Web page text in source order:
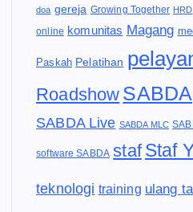
doa gereja Growing Together HRD
online komunitas Magang
Paskah Pelatihan
Roadshow SABDA
SABDA Live SABDA MLC
software SABDA staf Staf
teknologi training ulang